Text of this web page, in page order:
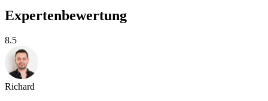
Expertenbewertung
8.5
Richard